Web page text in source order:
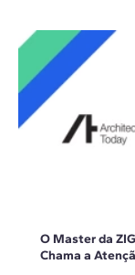
O Master da
Chama a